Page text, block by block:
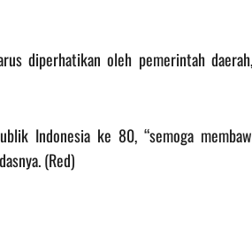
diperhatikan oleh pemerintah
Indonesia ke 80, “semoga
(Red)